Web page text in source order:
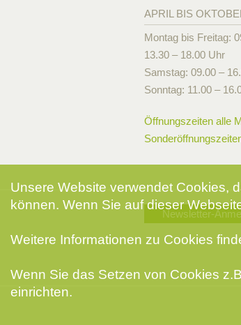
APRIL BIS
Montag bis Freitag:
13.30 – 18.00 Uhr
Samstag: 09.00 –
Sonntag: 11.00 –
Öffnungszeiten alle
Newsletter-
Unsere Website verwendet Cookies,
können. Wenn Sie auf dieser
Weitere Informationen zu Cookies
Wenn Sie das Setzen von Cookies
einrichten.